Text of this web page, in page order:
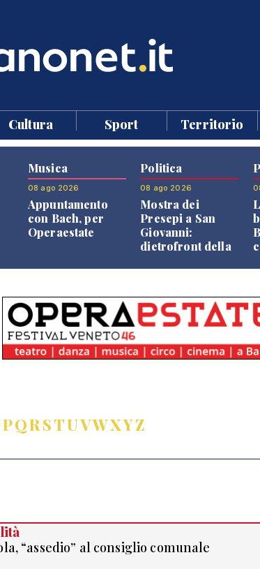
Cultura Sport Territorio
Musica
08 ago 2026
Appuntamento
con Bach, per
Operaestate
Politica
08 ago 2026
Mostra dei
Presepi a San
Giovanni:
dietrofront della
PQRSTUVWXYZ
“assedio” al consiglio comunale